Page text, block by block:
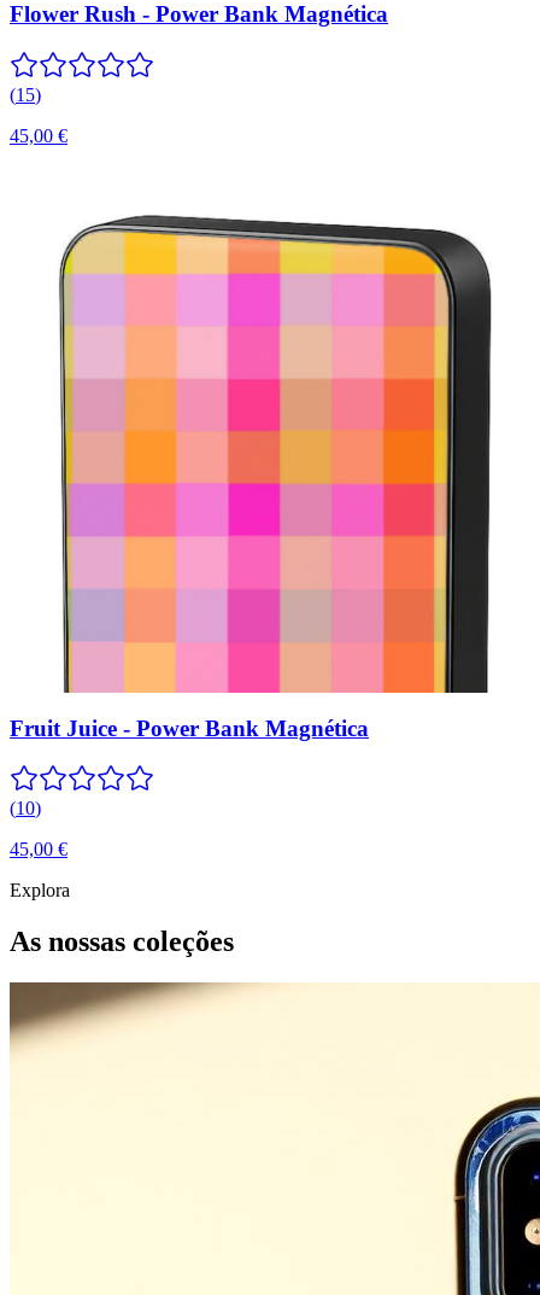
Flower Rush - Power Bank Magnética
(15)
45,00 €
Fruit Juice - Power Bank Magnética
(10)
45,00 €
Explora
As nossas coleções